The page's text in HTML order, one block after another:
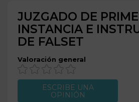
JUZGADO DE
INSTANCIA E
DE FALSET
Valoración general
ESCRIBE UNA
OPINIÓN